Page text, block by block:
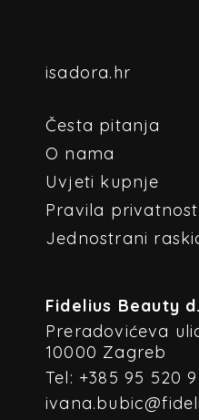
isadora.hr
Česta pitanja
O nama
Uvjeti kupnje
Pravila
Jednostrani
Fidelius Beauty
Preradovićeva
10000 Zagreb
Tel: +385 95 520